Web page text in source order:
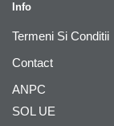
Info
Termeni Si Conditii
Contact
ANPC
SOL UE